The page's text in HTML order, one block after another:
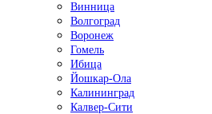
Винница
Волгоград
Воронеж
Гомель
Ибица
Йошкар-Ола
Калининград
Калвер-Сити